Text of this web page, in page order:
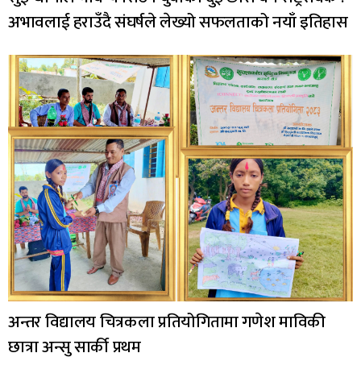
अभावलाई हराउँदै संघर्षले लेख्यो सफलताको नयाँ इतिहास
अन्तर विद्यालय चित्रकला प्रतियोगितामा गणेश माविकी
छात्रा अन्सु सार्की प्रथम